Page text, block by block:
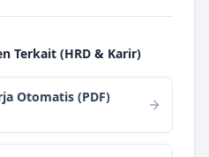
Terkait (HRD & Karir)
Otomatis (PDF)